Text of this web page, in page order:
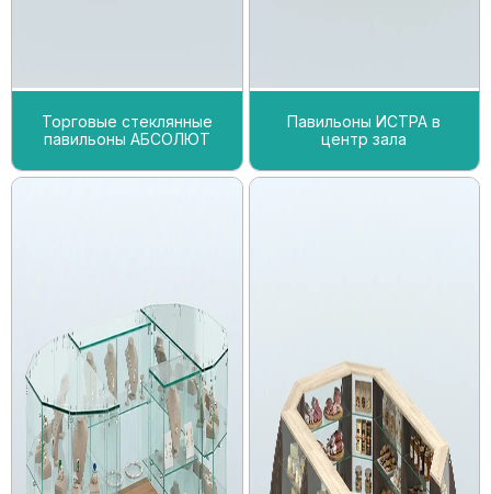
Торговые стеклянные
павильоны АБСОЛЮТ
Павильоны ИСТРА в
центр зала